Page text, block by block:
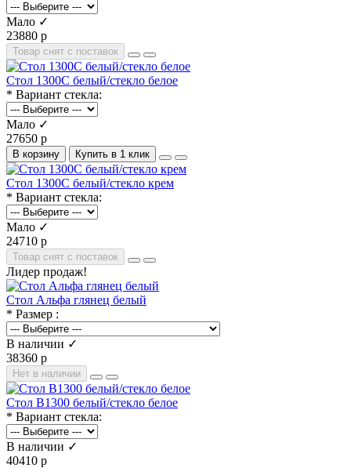
Мало ✓
23880 р
Товар снят с поставок
Стол 1300С белый/стекло белое
* Вариант стекла:
Мало ✓
27650 р
В корзину Купить в 1 клик
Стол 1300С белый/стекло крем
* Вариант стекла:
Мало ✓
24710 р
Товар снят с поставок
Лидер продаж!
Стол Альфа глянец белый
* Размер :
В наличии ✓
38360 р
Нет в наличии
Стол В1300 белый/стекло белое
* Вариант стекла:
В наличии ✓
40410 р